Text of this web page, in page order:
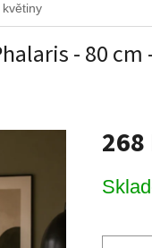
květiny
- 80
268
cena: